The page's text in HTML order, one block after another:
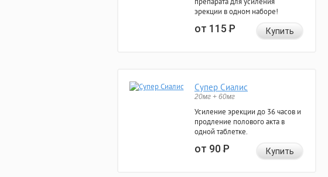
эрекции в одном наборе!
от 115Р Купить
Супер Сиалис
20мг + 60мг
Усиление эрекции до 36 часов и
продление полового акта в
одной таблетке.
от 90Р Купить